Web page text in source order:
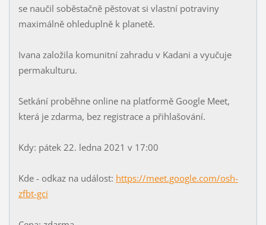
se naučil soběstačně pěstovat si vlastní potraviny
maximálně ohleduplně k planetě.
Ivana založila komunitní zahradu v Kadani a vyučuje
permakulturu.
Setkání proběhne online na platformě Google Meet,
která je zdarma, bez registrace a přihlašování.
Kdy: pátek 22. ledna 2021 v 17:00
Kde - odkaz na událost: https://meet.google.com/osh-
zfbt-gci